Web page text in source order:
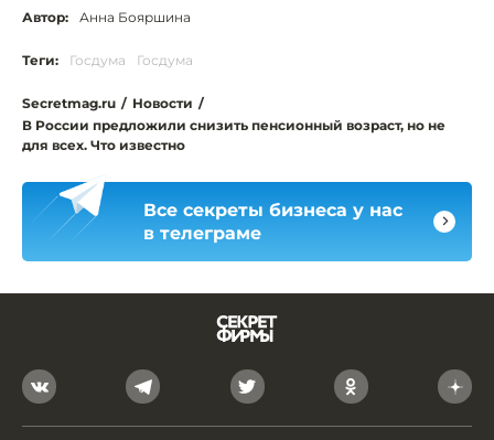
Автор: Анна Бояршина
Теги: Госдума Госдума
Secretmag.ru / Новости /
В России предложили снизить пенсионный возраст, но не
для всех. Что известно
Все секреты бизнеса у нас
в телеграме